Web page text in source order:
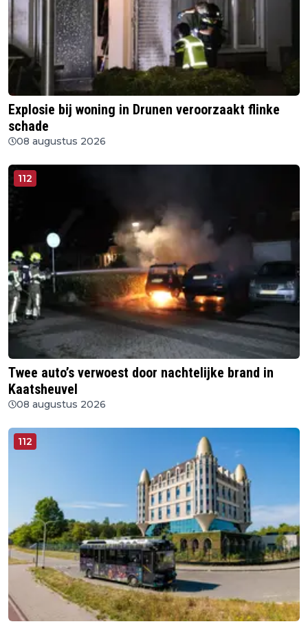
Explosie bij woning in Drunen veroorzaakt flinke
schade
08 augustus 2026
112
Twee auto’s verwoest door nachtelijke brand in
Kaatsheuvel
08 augustus 2026
112